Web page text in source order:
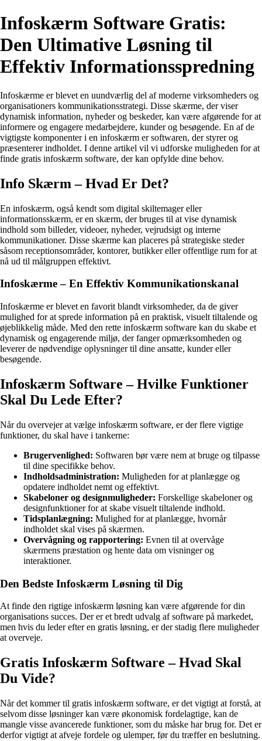
Infoskærm Software Gratis:
Den Ultimative Løsning til
Effektiv Informationsspredning
Infoskærme er blevet en uundværlig del af moderne virksomheders og
organisationers kommunikationsstrategi. Disse skærme, der viser
dynamisk information, nyheder og beskeder, kan være afgørende for at
informere og engagere medarbejdere, kunder og besøgende. En af de
vigtigste komponenter i en infoskærm er softwaren, der styrer og
præsenterer indholdet. I denne artikel vil vi udforske muligheden for at
finde gratis infoskærm software, der kan opfylde dine behov.
Info Skærm – Hvad Er Det?
En infoskærm, også kendt som digital skiltemager eller
informationsskærm, er en skærm, der bruges til at vise dynamisk
indhold som billeder, videoer, nyheder, vejrudsigt og interne
kommunikationer. Disse skærme kan placeres på strategiske steder
såsom receptionsområder, kontorer, butikker eller offentlige rum for at
nå ud til målgruppen effektivt.
Infoskærme – En Effektiv Kommunikationskanal
Infoskærme er blevet en favorit blandt virksomheder, da de giver
mulighed for at sprede information på en praktisk, visuelt tiltalende og
øjeblikkelig måde. Med den rette infoskærm software kan du skabe et
dynamisk og engagerende miljø, der fanger opmærksomheden og
leverer de nødvendige oplysninger til dine ansatte, kunder eller
besøgende.
Infoskærm Software – Hvilke Funktioner
Skal Du Lede Efter?
Når du overvejer at vælge infoskærm software, er der flere vigtige
funktioner, du skal have i tankerne:
Brugervenlighed: Softwaren bør være nem at bruge og tilpasse
til dine specifikke behov.
Indholdsadministration: Muligheden for at planlægge og
opdatere indholdet nemt og effektivt.
Skabeloner og designmuligheder: Forskellige skabeloner og
designfunktioner for at skabe visuelt tiltalende indhold.
Tidsplanlægning: Mulighed for at planlægge, hvornår
indholdet skal vises på skærmen.
Overvågning og rapportering: Evnen til at overvåge
skærmens præstation og hente data om visninger og
interaktioner.
Den Bedste Infoskærm Løsning til Dig
At finde den rigtige infoskærm løsning kan være afgørende for din
organisations succes. Der er et bredt udvalg af software på markedet,
men hvis du leder efter en gratis løsning, er der stadig flere muligheder
at overveje.
Gratis Infoskærm Software – Hvad Skal
Du Vide?
Når det kommer til gratis infoskærm software, er det vigtigt at forstå, at
selvom disse løsninger kan være økonomisk fordelagtige, kan de
mangle visse avancerede funktioner, som du måske har brug for. Det er
derfor vigtigt at afveje fordele og ulemper, før du træffer en beslutning.